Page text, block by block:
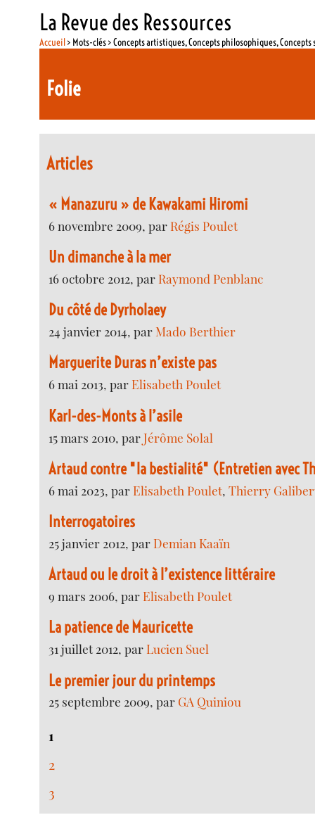
La Revue des Ressources
Accueil> Mots-clés > Concepts artistiques, Concepts philosophiques,
Folie
Articles
« Manazuru » de Kawakami Hiromi
6 novembre 2009, par Régis Poulet
Un dimanche à la mer
16 octobre 2012, par Raymond Penblanc
Du côté de Dyrholaey
24 janvier 2014, parMado Berthier
Marguerite Duras n’existe pas
6 mai 2013, parElisabeth Poulet
Karl-des-Monts à l’asile
15 mars 2010, parJérôme Solal
Artaud contre "la bestialité" (Entretien avec
6 mai 2023, parElisabeth Poulet,Thierry
Interrogatoires
25 janvier 2012, parDemian Kaaïn
Artaud ou le droit à l’existence littéraire
9 mars 2006, parElisabeth Poulet
La patience de Mauricette
31 juillet 2012, parLucien Suel
Le premier jour du printemps
25 septembre 2009, par GA Quiniou
1
2
3